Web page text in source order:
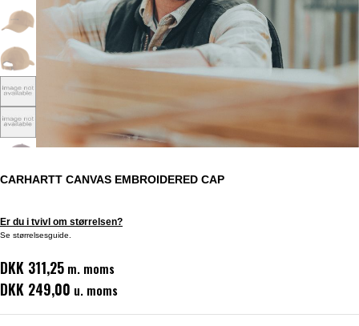
CARHARTT CANVAS EMBROIDERED CAP
Er du i tvivl om størrelsen?
Se størrelsesguide.
DKK 311,25 m. moms
DKK 249,00 u. moms